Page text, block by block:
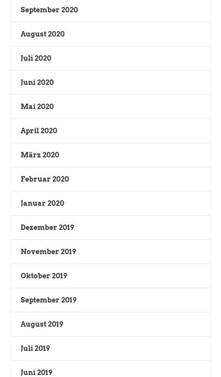
September 2020
August 2020
Juli 2020
Juni 2020
Mai 2020
April 2020
März 2020
Februar 2020
Januar 2020
Dezember 2019
November 2019
Oktober 2019
September 2019
August 2019
Juli 2019
Juni 2019